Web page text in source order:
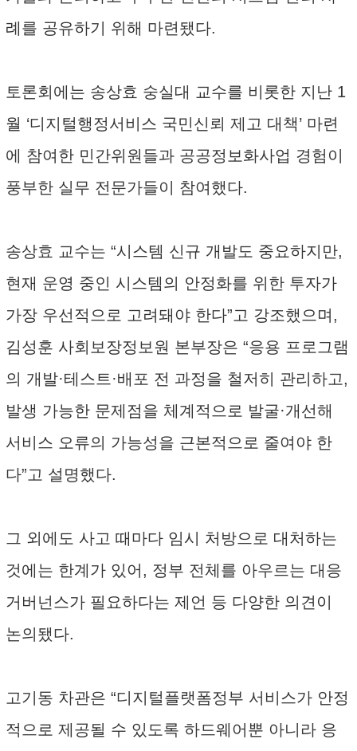
례를 공유하기 위해 마련됐다.
토론회에는 송상효 숭실대 교수를 비롯한 지난 1
월 ‘디지털행정서비스 국민신뢰 제고 대책’ 마련
에 참여한 민간위원들과 공공정보화사업 경험이
풍부한 실무 전문가들이 참여했다.
송상효 교수는 “시스템 신규 개발도 중요하지만,
현재 운영 중인 시스템의 안정화를 위한 투자가
가장 우선적으로 고려돼야 한다”고 강조했으며,
김성훈 사회보장정보원 본부장은 “응용 프로그램
의 개발·테스트·배포 전 과정을 철저히 관리하고,
발생 가능한 문제점을 체계적으로 발굴·개선해
서비스 오류의 가능성을 근본적으로 줄여야 한
다”고 설명했다.
그 외에도 사고 때마다 임시 처방으로 대처하는
것에는 한계가 있어, 정부 전체를 아우르는 대응
거버넌스가 필요하다는 제언 등 다양한 의견이
논의됐다.
고기동 차관은 “디지털플랫폼정부 서비스가 안정
적으로 제공될 수 있도록 하드웨어뿐 아니라 응